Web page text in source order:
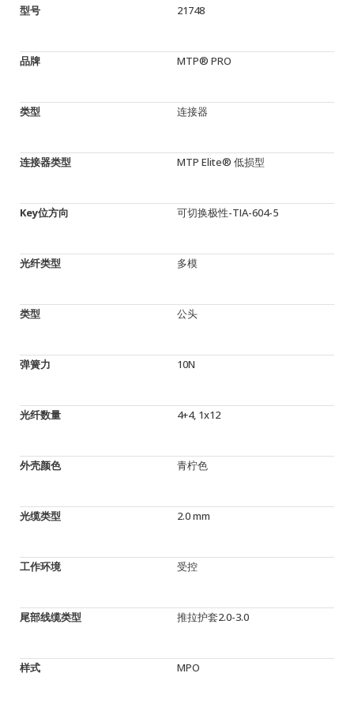
型号 21748
品牌 MTP® PRO
类型 连接器
连接器类型 MTP Elite® 低损型
Key位方向 可切换极性-TIA-604-5
光纤类型 多模
类型 公头
弹簧力 10N
光纤数量 4+4, 1x12
外壳颜色 青柠色
光缆类型 2.0 mm
工作环境 受控
尾部线缆类型 推拉护套2.0-3.0
样式 MPO